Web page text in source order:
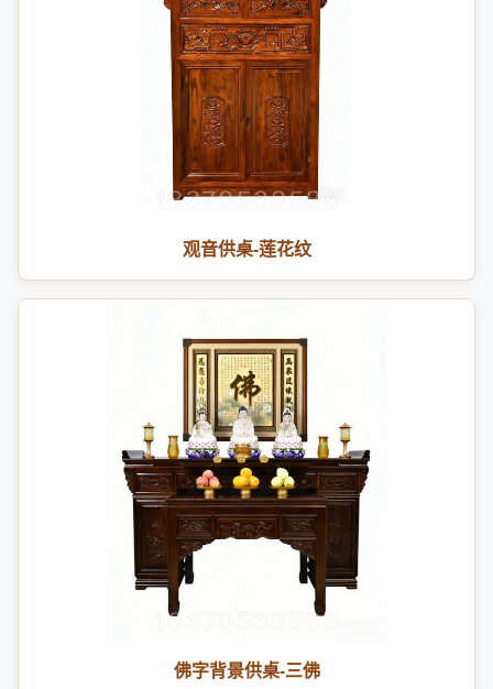
观音供桌-莲花纹
佛字背景供桌-三佛